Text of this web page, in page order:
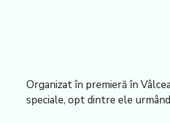
Organizat în premieră în
speciale, opt dintre ele